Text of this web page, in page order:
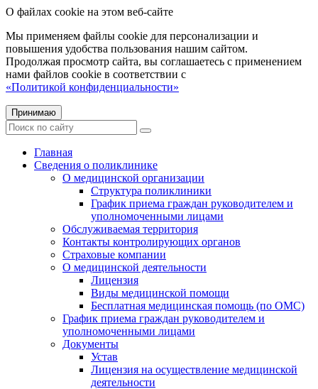
О файлах cookie на этом веб-сайте
Мы применяем файлы cookie для персонализации и
повышения удобства пользования нашим сайтом.
Продолжая просмотр сайта, вы соглашаетесь с применением
нами файлов cookie в соответствии с
«Политикой конфиденциальности»
Принимаю
Главная
Сведения о поликлинике
О медицинской организации
Структура поликлиники
График приема граждан руководителем и
уполномоченными лицами
Обслуживаемая территория
Контакты контролирующих органов
Страховые компании
О медицинской деятельности
Лицензия
Виды медицинской помощи
Бесплатная медицинская помощь (по ОМС)
График приема граждан руководителем и
уполномоченными лицами
Документы
Устав
Лицензия на осуществление медицинской
деятельности